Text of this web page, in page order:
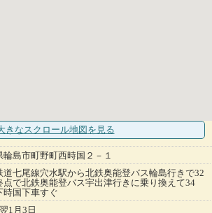
きなスクロール地図 を見る
輪島市町野町西時国２－１
道七尾線穴水駅から北鉄奥能登バス輪島行きで32
点で北鉄奥能登バス宇出津行きに乗り換えて34
時国下車すぐ
1月3日